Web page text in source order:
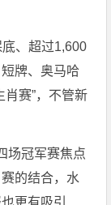
、超过1,600
牌、奥马哈
肖赛”，不管新
场冠军赛焦点
的结合，水